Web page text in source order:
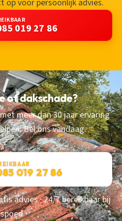
op voor persoonlijk advies.
019 27 86
of dakschade?
meer dan 30 jaar ervaring
Bel ons vandaag.
019 27 86
advies · 24/7 bereikbaar bij
spoed